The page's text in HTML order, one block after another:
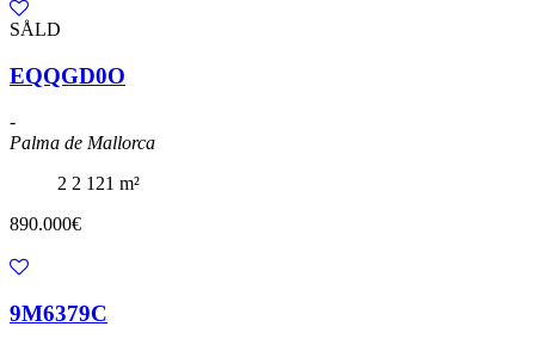
SÅLD
EQQGD0O
-
Palma de Mallorca
2 2 121 m²
890.000€
9M6379C